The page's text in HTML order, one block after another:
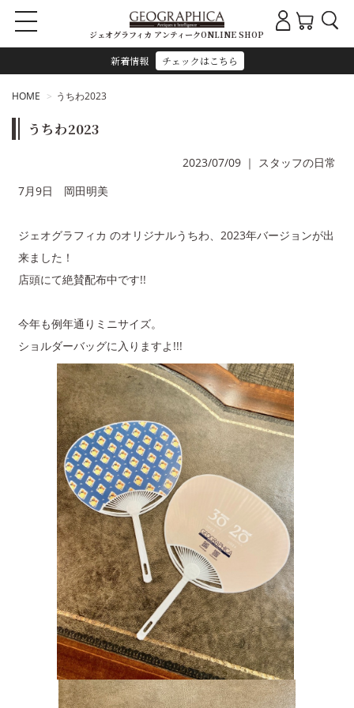
新着情報 チェックはこちら
ジェオグラフィカ アンティークONLINE SHOP
HOME うちわ2023
うちわ2023
2023/07/09 ｜ スタッフの日常
7月9日 岡田明美
ジェオグラフィカ のオリジナルうちわ、2023年バージョンが出
来ました！
店頭にて絶賛配布中です!!
今年も例年通りミニサイズ。
ショルダーバッグに入りますよ!!!